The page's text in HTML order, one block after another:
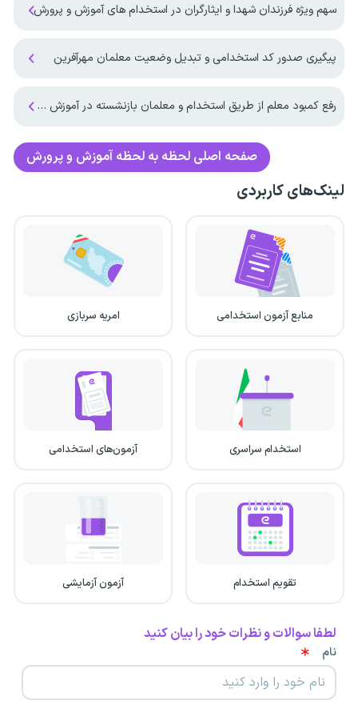
سهم ویژه فرزندان شهدا و ایثارگران در استخدام های آموزش و پرورش
پیگیری صدور کد استخدامی و تبدیل وضعیت معلمان مهرآفرین
رفع کمبود معلم از طریق استخدام و معلمان بازنشسته در آموزش و پرورش
صفحه اصلی لحظه به لحظه آموزش و پرورش
لینک‌های کاربردی
منابع آزمون استخدامی امریه سربازی
استخدام سراسری آزمون‌های استخدامی
تقویم استخدام آزمون آزمایشی
لطفا سوالات و نظرات خود را بیان کنید
نام